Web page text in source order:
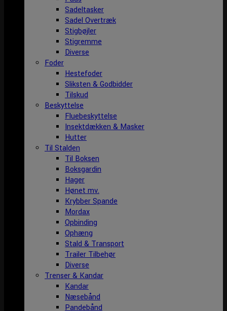
Sadeltasker
Sadel Overtræk
Stigbøjler
Stigremme
Diverse
Foder
Hestefoder
Sliksten & Godbidder
Tilskud
Beskyttelse
Fluebeskyttelse
Insektdækken & Masker
Hutter
Til Stalden
Til Boksen
Boksgardin
Hager
Hønet mv.
Krybber Spande
Mordax
Opbinding
Ophæng
Stald & Transport
Trailer Tilbehør
Diverse
Trenser & Kandar
Kandar
Næsebånd
Pandebånd